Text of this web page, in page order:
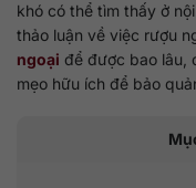
khó có thể tìm thấy ở
thảo luận về việc rượu
ngoại để được bao lâu,
mẹo hữu ích để bảo